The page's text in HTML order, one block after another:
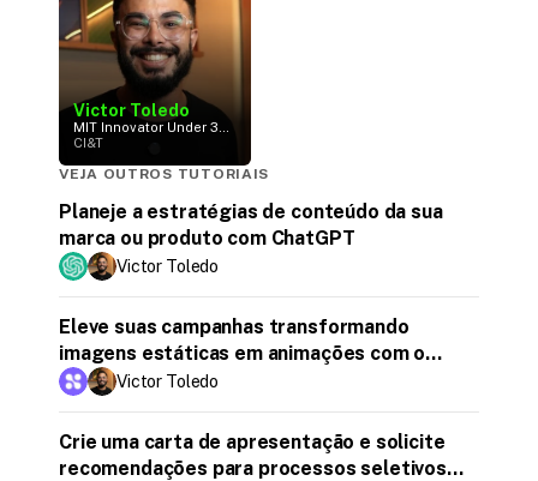
Victor Toledo
MIT Innovator Under 35 /
Communication
CI&T
VEJA OUTROS TUTORIAIS
Planeje a estratégias de conteúdo da sua
marca ou produto com ChatGPT
Victor Toledo
Eleve suas campanhas transformando
imagens estáticas em animações com o
Haiper AIVictor Toledo
Crie uma carta de apresentação e solicite
recomendações para processos seletivos